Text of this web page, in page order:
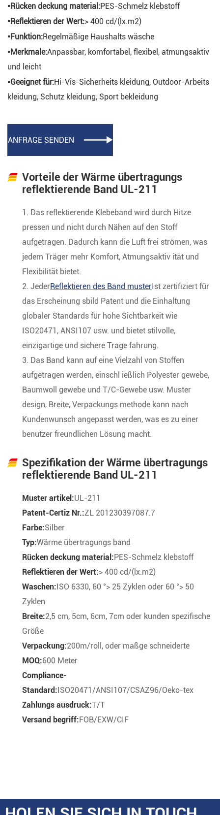
▪Rücken deckung material:PES-Schmelz klebstoff
▪Reflektieren der Wert:> 400 cd/(lx.m2)
▪Funktion:Regelmäßige Haushalts wäsche
▪Merkmale:Anpassbar, komfortabel, flexibel, atmungsaktiv
und leicht
▪Geeignet für:Hi-Vis-Sicherheits kleidung, Outdoor-Arbeits
kleidung, Schutz kleidung, Sport bekleidung
ANFRAGE SENDEN 
Vorteile der Wärme übertragungs
reflektierende Band UL-211
1. Das reflektierende Klebeband wird durch Hitze
pressen und nicht durch Nähen auf den Stoff
aufgetragen. Dadurch kann die Luft frei strömen, was
jedem Träger mehr Komfort, Atmungsaktiv ität und
Flexibilität bietet.
2. JederReflektieren des Band muster Ist zertifiziert für
das Erscheinung sbild Patent und die Einhaltung
globaler Standards für hohe Sichtbarkeit wie
ISO20471, ANSI107 usw. und bietet stilvolle,
einzigartige und sichere Trage fahrung.
3. Das Band kann auf eine Vielzahl von Stoffen
aufgetragen werden, einschl ießlich Polyester gewebe,
Baumwoll gewebe und T/C-Gewebe usw. Muster
design, Breite, Verpackungs methode kann nach
Kundenwunsch angepasst werden, was es zu einer
benutzer freundlichen Lösung macht.
Spezifikation der Wärme übertragungs
reflektierende Band UL-211
Muster artikel:UL-211
Patent-Certiz Nr.:ZL 201230397087.7
Farbe:Silber
Typ:Wärme übertragungs band
Rücken deckung material: PES-Schmelz klebstoff
Reflektieren der Wert:> 400 cd/(lx.m2)
Waschen: ISO 6330, 60 °> 25 Zyklen oder 60 °> 50
Zyklen
Breite:2,5 cm, 5cm, 6cm, 7cm oder kunden spezifische
Größe
Verpackung:200m/roll, oder maßge schneiderte
MOQ:600 Meter
Compliance-
Standard: ISO20471/ANSI107/CSAZ96/Oeko-tex
Zahlungs ausdruck:T/T
Versand begriff: FOB/EXW/CIF